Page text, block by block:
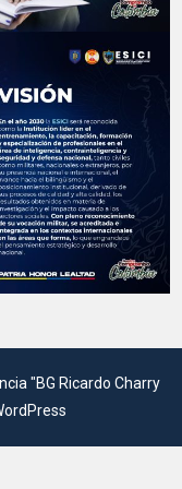
"BG Ricardo Charry